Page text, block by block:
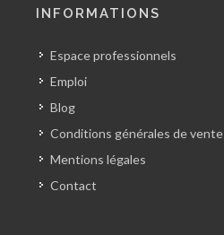
INFORMATIONS
Espace professionnels
Emploi
Blog
Conditions générales de vente
Mentions légales
Contact